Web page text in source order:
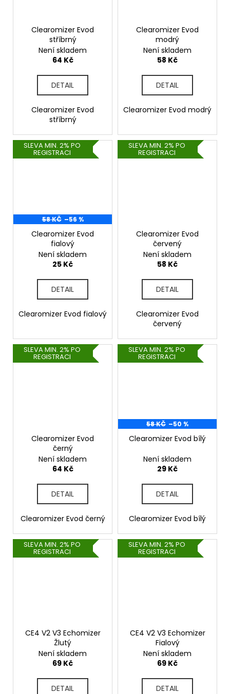
Clearomizer Evod
stříbrný
Není skladem
64 Kč
DETAIL
Clearomizer Evod
stříbrný
Clearomizer Evod
modrý
Není skladem
58 Kč
DETAIL
Clearomizer Evod modrý
SLEVA MIN. 2% PO
REGISTRACI
58 KČ –56 %
Clearomizer Evod
fialový
Není skladem
25 Kč
DETAIL
Clearomizer Evod fialový
SLEVA MIN. 2% PO
REGISTRACI
Clearomizer Evod
červený
Není skladem
58 Kč
DETAIL
Clearomizer Evod
červený
SLEVA MIN. 2% PO
REGISTRACI
Clearomizer Evod
černý
Není skladem
64 Kč
DETAIL
Clearomizer Evod černý
SLEVA MIN. 2% PO
REGISTRACI
58 KČ –50 %
Clearomizer Evod bílý
Není skladem
29 Kč
DETAIL
Clearomizer Evod bílý
SLEVA MIN. 2% PO
REGISTRACI
CE4 V2 V3 Echomizer
Žlutý
Není skladem
69 Kč
DETAIL
SLEVA MIN. 2% PO
REGISTRACI
CE4 V2 V3 Echomizer
Fialový
Není skladem
69 Kč
DETAIL